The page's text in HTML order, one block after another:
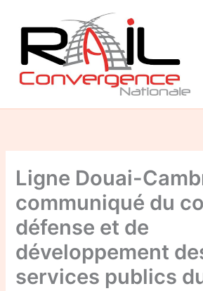
contenu
Ligne Douai-
communiqué du
défense et de
développement
services publics